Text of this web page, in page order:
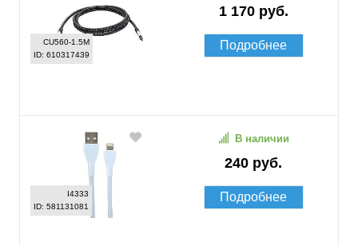
CU560-1.5M
ID: 610317439
1 170 руб.
Подробнее
I4333
ID: 581131081
240 руб.
В наличии
Подробнее